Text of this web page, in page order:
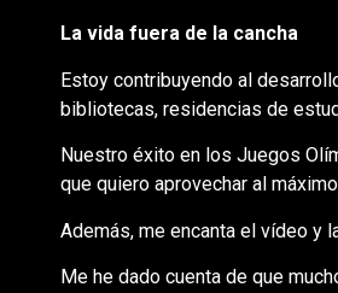
La vida fuera de la cancha
Estoy contribuyendo al
bibliotecas, residencias de
Nuestro éxito en los Juegos
que quiero aprovechar al
Además, me encanta el vídeo y
Me he dado cuenta de que